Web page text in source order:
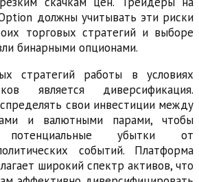
должны учитывать эти риски
торговых стратегий и выборе
бинарными опционами.
стратегий работы в условиях
является диверсификация.
свои инвестиции между
и валютными парами, чтобы
потенциальные убытки от
событий. Платформа
широкий спектр активов, что